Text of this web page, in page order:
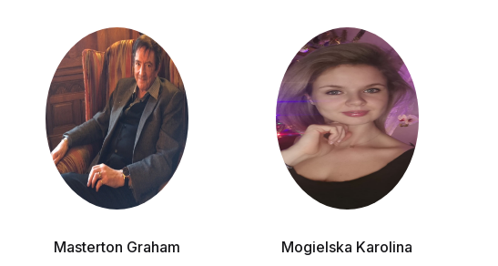
Masterton Graham Mogielska Karolina